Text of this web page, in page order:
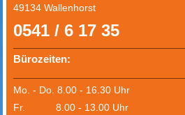
49134 Wallenhorst
0541 / 6 17 35
Bürozeiten:
Mo. - Do. 8.00 - 16.30 Uhr
Fr. 8.00 - 13.00 Uhr